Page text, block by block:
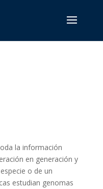
la información
en generación y
o de un
estudian genomas